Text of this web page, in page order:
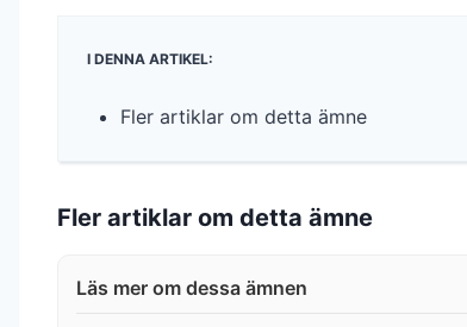
I DENNA ARTIKEL:
Fler artiklar om detta ämne
Fler artiklar om detta ämne